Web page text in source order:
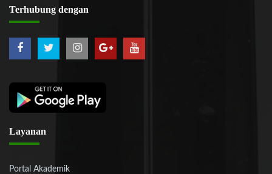
Terhubung dengan
Layanan
Portal Akademik